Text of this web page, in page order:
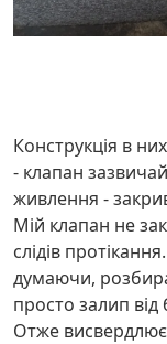
Конструкція в
- клапан
живлення -
Мій клапан не
слідів
думаючи,
просто залип від
Отже